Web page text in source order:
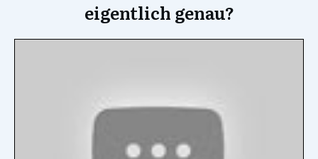
eigentlich genau?